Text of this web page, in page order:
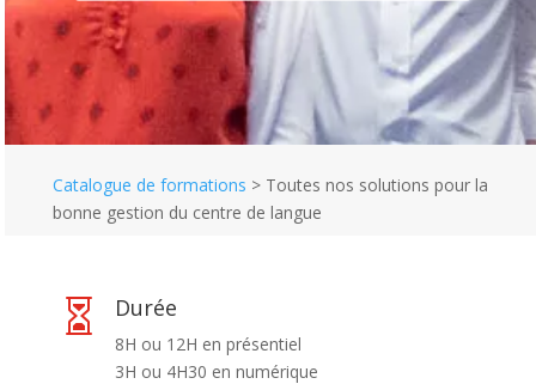
Catalogue de formations > Toutes nos solutions pour la
bonne gestion du centre de langue
 Durée
8H ou 12H en présentiel
3H ou 4H30 en numérique